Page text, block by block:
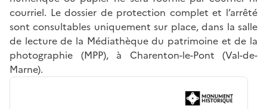
courriel. Le dossier de protection complet et l’arrêté
sont consultables uniquement sur place, dans la salle
de lecture de la Médiathèque du patrimoine et de la
photographie (MPP), à Charenton-le-Pont (Val-de-
Marne).